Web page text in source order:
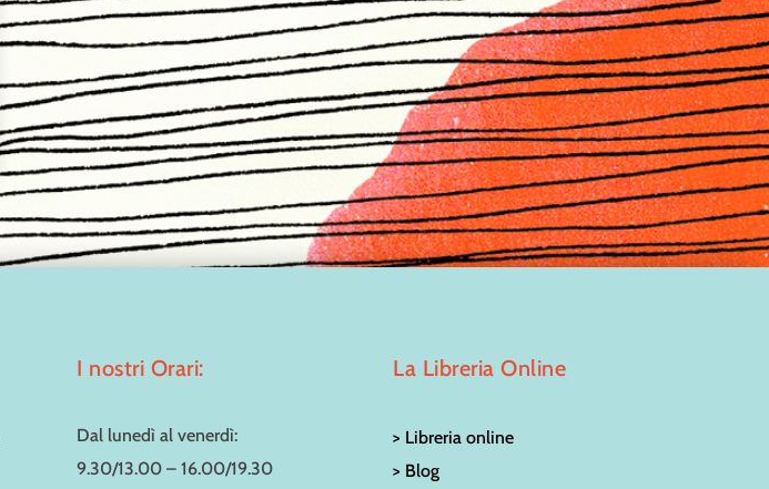
I nostri Orari:
Dal lunedì al venerdì:
9.30/13.00 – 16.00/19.30
La Libreria Online
> Libreria online
> Blog